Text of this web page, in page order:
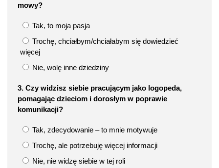
mowy?
Tak, to moja pasja
Trochę, chciałbym/chciałabym się dowiedzieć
więcej
Nie, wolę inne dziedziny
3. Czy widzisz siebie pracującym jako logopeda,
pomagając dzieciom i dorosłym w poprawie
komunikacji?
Tak, zdecydowanie – to mnie motywuje
Trochę, ale potrzebuję więcej informacji
Nie, nie widzę siebie w tej roli